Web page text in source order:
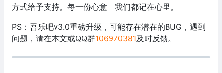
方式给予支持。每一份心意，我们都记在心里。
PS：吾乐吧v3.0重磅升级，可能存在潜在的BUG，遇到
问题，请在本文或QQ群106970381及时反馈。